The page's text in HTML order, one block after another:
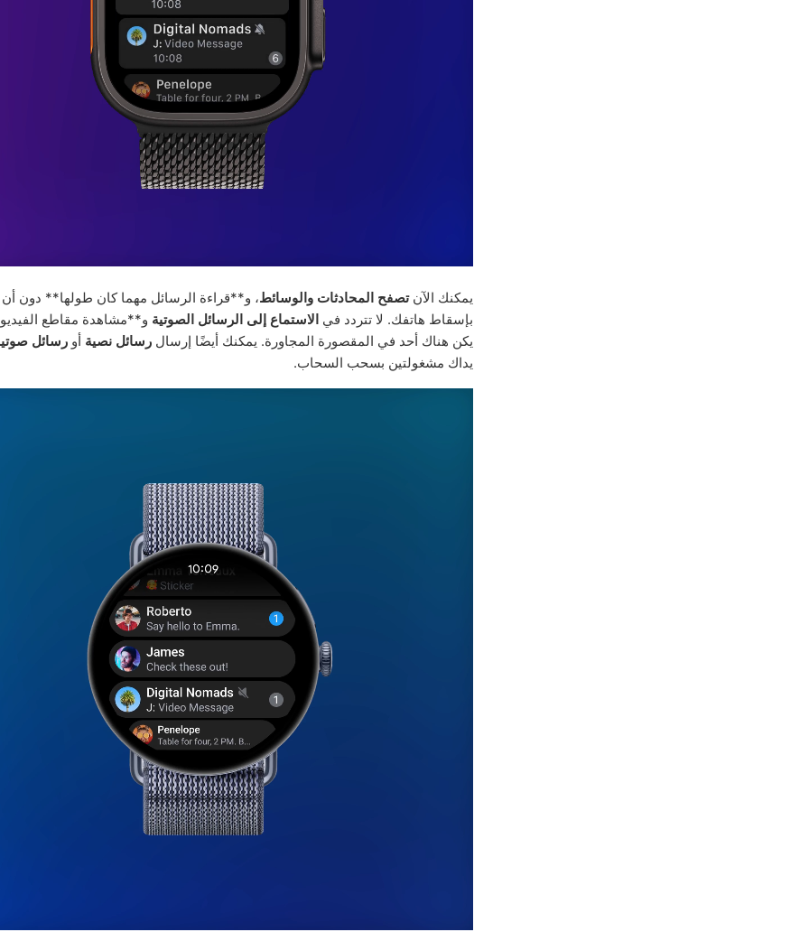
يمكنك الآنتصفح المحادثات والوسائط، و**قراءة الرسائل مهما كان طولها** دون أن
بإسقاط هاتفك. لا تتردد في الاستماع إلى الرسائل الصوتية و**مشاهدة مقاطع
يكن هناك أحد في المقصورة المجاورة. يمكنك أيضًا إرسال رسائل نصية أو رسائل
يداك مشغولتين بسحب السحاب.